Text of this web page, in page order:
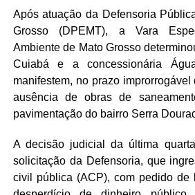
Após atuação da Defensoria
Grosso (DPEMT), a Vara
Ambiente de Mato Grosso
Cuiabá e a concessionária
manifestem, no prazo
ausência de obras de
pavimentação do bairro Serra
A decisão judicial da última
solicitação da Defensoria, que
civil pública (ACP), com pedido de